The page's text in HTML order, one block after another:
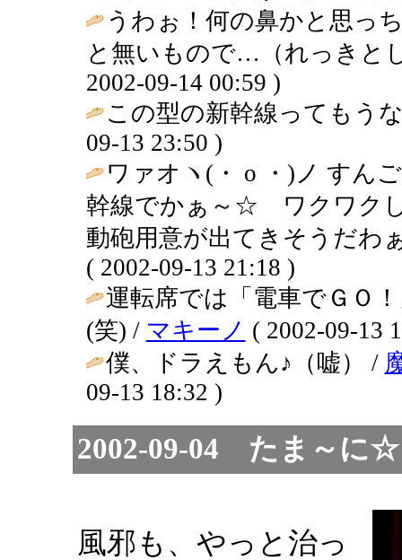
うわぉ！何の鼻かと思っ
と無いもので…（れっきと
2002-09-14 00:59 )
この型の新幹線ってもう
09-13 23:50 )
ワァオヽ(・ o ・)ノ すん
幹線でかぁ～☆ ワクワク
動砲用意が出てきそうだわ
( 2002-09-13 21:18 )
運転席では「電車でＧＯ
(笑) / マキーノ ( 2002-09-13
僕、ドラえもん♪（嘘） /
09-13 18:32 )
2002-09-04 たま～
風邪も、やっと治っ